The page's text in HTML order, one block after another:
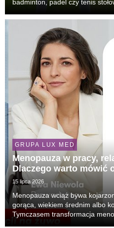
badminton, padel czy tenis
pamięć roboczą, refleks,
GRUPA LUX MED
Menopauza w pracy,
Dlaczego warto mówić
15 lipca 2026
Menopauza wciąż bywa
gorąca, wiekiem średnim albo
Tymczasem transformacja